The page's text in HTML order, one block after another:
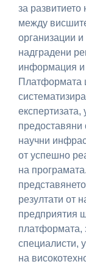
за
между
организации
надградени
информация
Платформата
експертизата,
предоставяни
научни
от успешно
на
резултати от
предприятия
платформата,
специалисти,
на